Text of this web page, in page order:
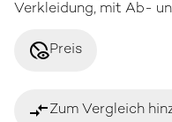
Verkleidung, mit Ab-
disabled_visiblePreis
compare_arrowsZum Vergleich